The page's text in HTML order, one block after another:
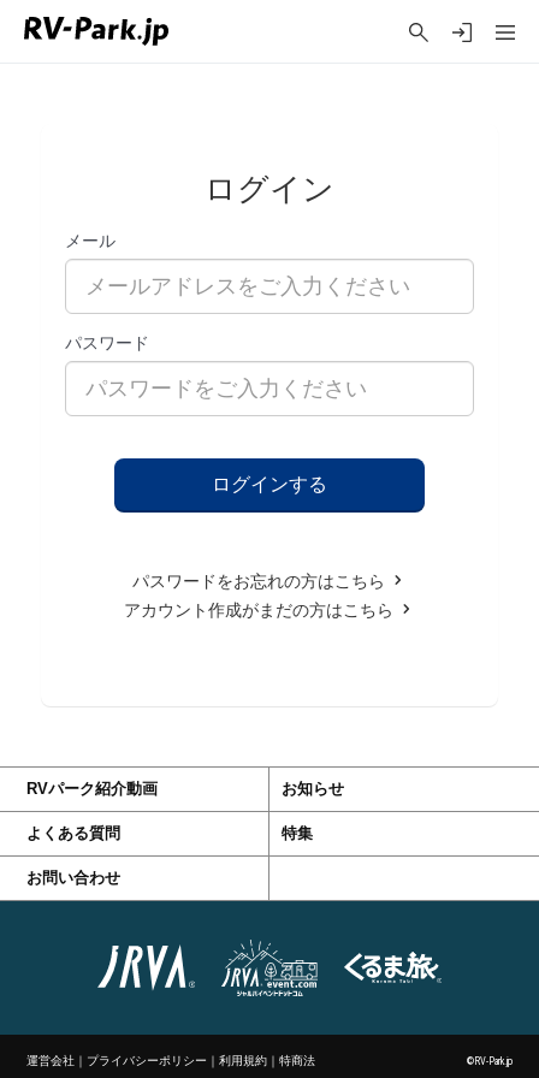
ログイン
メール
パスワード
パスワードをお忘れの方はこちら
アカウント作成がまだの方はこちら
RVパーク紹介動画 お知らせ
よくある質問 特集
お問い合わせ
運営会社 ｜ プライバシーポリシー ｜利用規約 ｜特商法 ©RV-Park.jp